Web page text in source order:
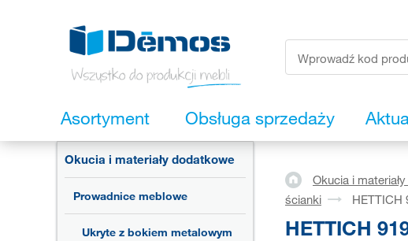
Asortyment Obsługa sprzedaży
Okucia i materiały dodatkowe
Prowadnice meblowe
Ukryte z bokiem metalowym
Okucia i
ścianki
HETTICH
HETTICH